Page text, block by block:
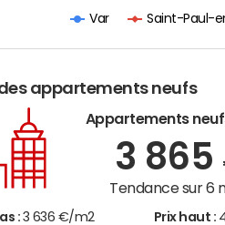
Var Saint-Paul-
appartements neufs
Appartements
3 865
Tendance sur 6
: 3 636 €/m2 Prix haut :